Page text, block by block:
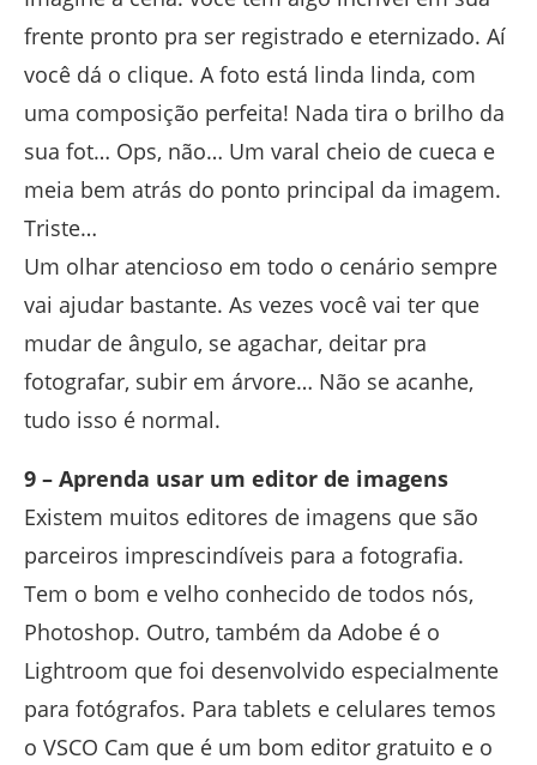
frente pronto pra ser registrado e eternizado. Aí
você dá o clique. A foto está linda linda, com
uma composição perfeita! Nada tira o brilho da
sua fot… Ops, não… Um varal cheio de cueca e
meia bem atrás do ponto principal da imagem.
Triste…
Um olhar atencioso em todo o cenário sempre
vai ajudar bastante. As vezes você vai ter que
mudar de ângulo, se agachar, deitar pra
fotografar, subir em árvore… Não se acanhe,
tudo isso é normal.
9 – Aprenda usar um editor de imagens
Existem muitos editores de imagens que são
parceiros imprescindíveis para a fotografia.
Tem o bom e velho conhecido de todos nós,
Photoshop. Outro, também da Adobe é o
Lightroom que foi desenvolvido especialmente
para fotógrafos. Para tablets e celulares temos
o VSCO Cam que é um bom editor gratuito e o